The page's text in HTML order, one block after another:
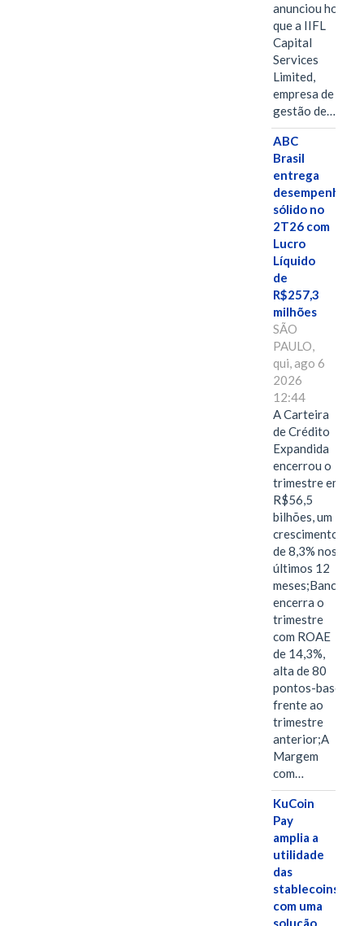
anunciou hoje
que a IIFL
Capital
Services
Limited,
empresa de
gestão de…
ABC
Brasil
entrega
desempenho
sólido no
2T26 com
Lucro
Líquido
de
R$257,3
milhões
SÃO
PAULO,
qui, ago 6
2026
12:44
A Carteira
de Crédito
Expandida
encerrou o
trimestre em
R$56,5
bilhões, um
crescimento
de 8,3% nos
últimos 12
meses;Banco
encerra o
trimestre
com ROAE
de 14,3%,
alta de 80
pontos-base
frente ao
trimestre
anterior;A
Margem
com…
KuCoin
Pay
amplia a
utilidade
das
stablecoins
com uma
solução